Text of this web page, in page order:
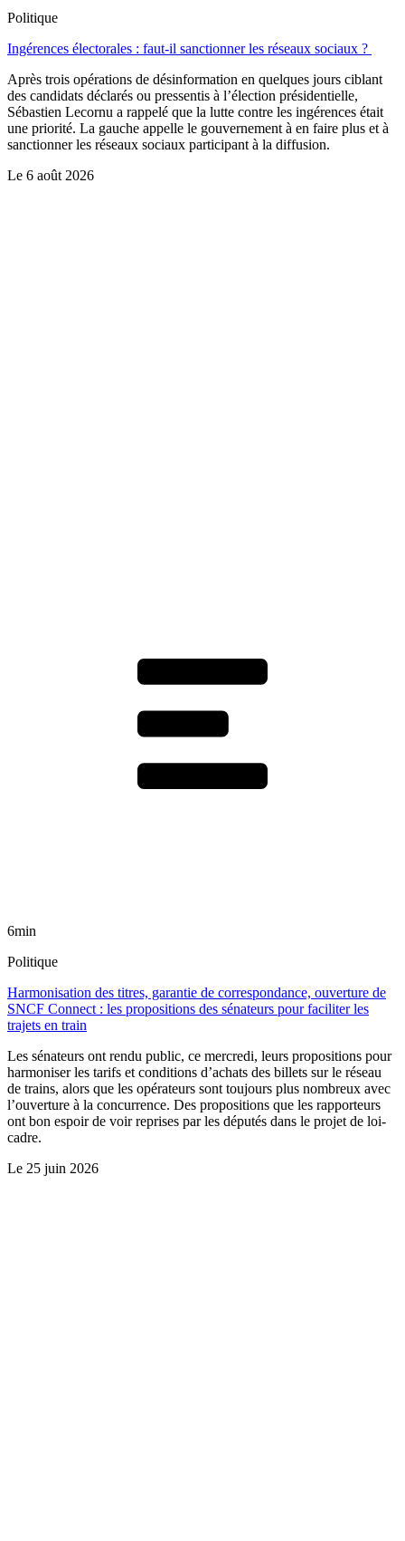
Politique
Ingérences électorales : faut-il sanctionner les réseaux sociaux ?
Après trois opérations de désinformation en quelques jours ciblant
des candidats déclarés ou pressentis à l’élection présidentielle,
Sébastien Lecornu a rappelé que la lutte contre les ingérences était
une priorité. La gauche appelle le gouvernement à en faire plus et à
sanctionner les réseaux sociaux participant à la diffusion.
Le 6 août 2026
6min
Politique
Harmonisation des titres, garantie de correspondance, ouverture de
SNCF Connect : les propositions des sénateurs pour faciliter les
trajets en train
Les sénateurs ont rendu public, ce mercredi, leurs propositions pour
harmoniser les tarifs et conditions d’achats des billets sur le réseau
de trains, alors que les opérateurs sont toujours plus nombreux avec
l’ouverture à la concurrence. Des propositions que les rapporteurs
ont bon espoir de voir reprises par les députés dans le projet de loi-
cadre.
Le 25 juin 2026